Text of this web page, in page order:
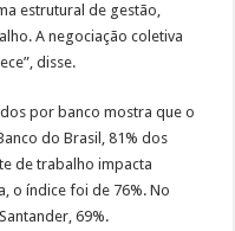
estrutural de gestão,
A negociação coletiva
disse.
por banco mostra que o
do Brasil, 81% dos
de trabalho impacta
o índice foi de 76%. No
69%.